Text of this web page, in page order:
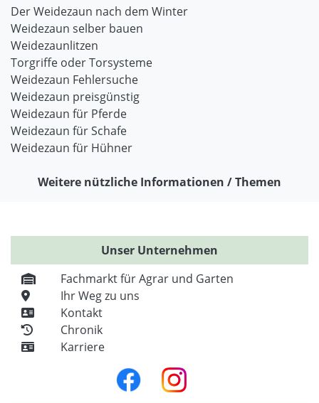
Der Weidezaun nach dem Winter
Weidezaun selber bauen
Weidezaunlitzen
Torgriffe oder Torsysteme
Weidezaun Fehlersuche
Weidezaun preisgünstig
Weidezaun für Pferde
Weidezaun für Schafe
Weidezaun für Hühner
Weitere nützliche Informationen / Themen
Unser Unternehmen
Fachmarkt für Agrar und Garten
Ihr Weg zu uns
Kontakt
Chronik
Karriere